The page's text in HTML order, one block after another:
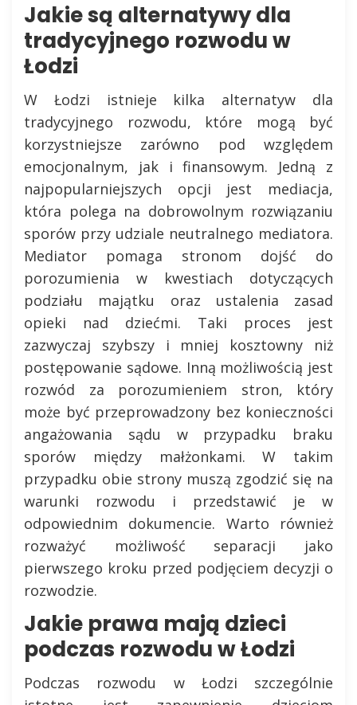
Jakie są alternatywy dla
tradycyjnego rozwodu w
Łodzi
W Łodzi istnieje kilka alternatyw dla
tradycyjnego rozwodu, które mogą być
korzystniejsze zarówno pod względem
emocjonalnym, jak i finansowym. Jedną z
najpopularniejszych opcji jest mediacja,
która polega na dobrowolnym rozwiązaniu
sporów przy udziale neutralnego mediatora.
Mediator pomaga stronom dojść do
porozumienia w kwestiach dotyczących
podziału majątku oraz ustalenia zasad
opieki nad dziećmi. Taki proces jest
zazwyczaj szybszy i mniej kosztowny niż
postępowanie sądowe. Inną możliwością jest
rozwód za porozumieniem stron, który
może być przeprowadzony bez konieczności
angażowania sądu w przypadku braku
sporów między małżonkami. W takim
przypadku obie strony muszą zgodzić się na
warunki rozwodu i przedstawić je w
odpowiednim dokumencie. Warto również
rozważyć możliwość separacji jako
pierwszego kroku przed podjęciem decyzji o
rozwodzie.
Jakie prawa mają dzieci
podczas rozwodu w Łodzi
Podczas rozwodu w Łodzi szczególnie